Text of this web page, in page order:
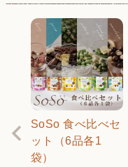
SoSo 食べ比べセ
ット（6品各1
袋）